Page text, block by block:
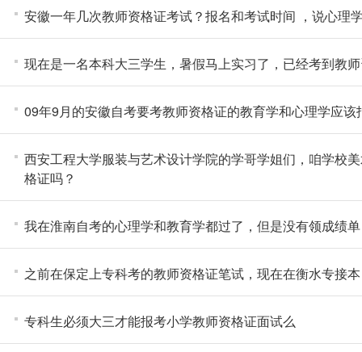
安徽一年几次教师资格证考试？报名和考试时间 ，说心理
现在是一名本科大三学生，暑假马上实习了，已经考到教
09年9月的安徽自考要考教师资格证的教育学和心理学应
西安工程大学服装与艺术设计学院的学哥学姐们，咱学校
格证吗？
我在淮南自考的心理学和教育学都过了，但是没有领成绩
之前在保定上专科考的教师资格证笔试，现在在衡水专接
专科生必须大三才能报考小学教师资格证面试么